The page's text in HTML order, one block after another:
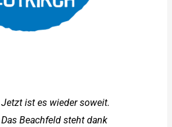
Jetzt ist es wieder soweit.
Das Beachfeld steht dank